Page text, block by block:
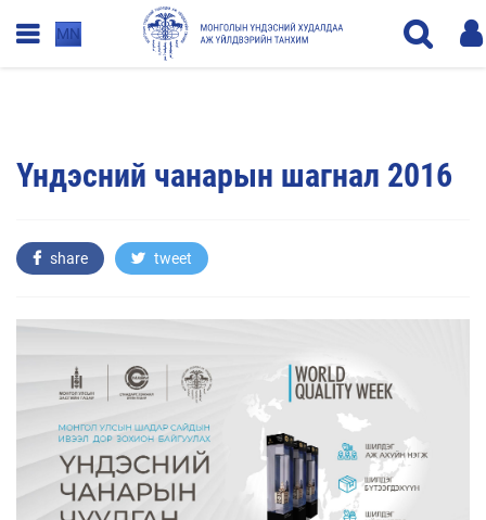
MN
Үндэсний чанарын шагнал 2016
share tweet